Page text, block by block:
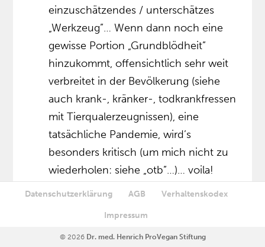
einzuschätzendes / unterschätzes
„Werkzeug”… Wenn dann noch eine
gewisse Portion „Grundblödheit”
hinzukommt, offensichtlich sehr weit
verbreitet in der Bevölkerung (siehe
auch krank-, kränker-, todkrankfressen
mit Tierqualerzeugnissen), eine
tatsächliche Pandemie, wird’s
besonders kritisch (um mich nicht zu
wiederholen: siehe „otb”…)… voila!
Zum Antworten anmelden
Carolina López Moreno
2021 um 23:19
Datenschutzerklärung AGB Verhaltenskodex
Impressum
© 2026 Dr. med. Henrich ProVegan Stiftung